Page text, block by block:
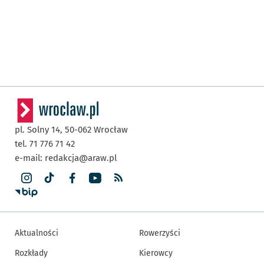
pl. Solny 14, 50-062 Wrocław
tel. 71 776 71 42
e-mail: redakcja@araw.pl
Aktualności
Rozkłady
Rowerzyści
Kierowcy